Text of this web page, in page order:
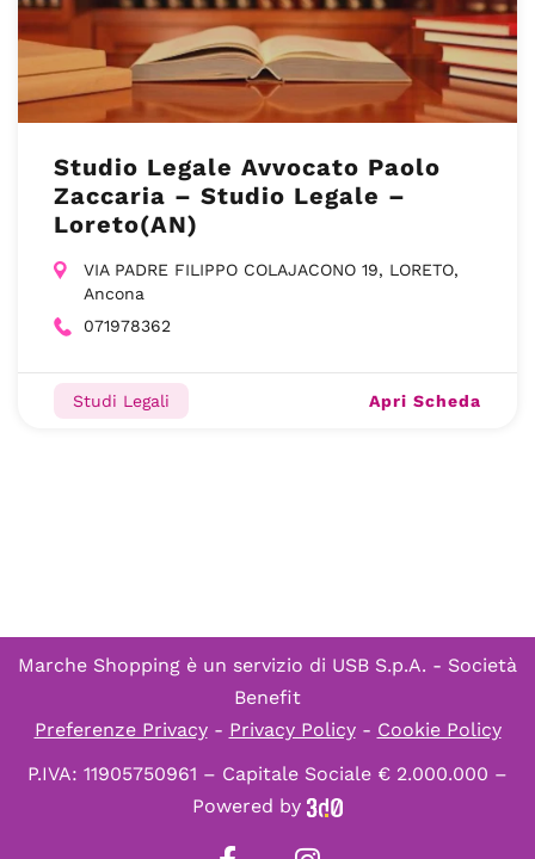
Studio Legale Avvocato Paolo
Zaccaria – Studio Legale –
Loreto(AN)
VIA PADRE FILIPPO COLAJACONO 19, LORETO,
Ancona
071978362
Studi Legali Apri Scheda
Marche Shopping è un servizio di USB S.p.A. - Società
Benefit
Preferenze Privacy- Privacy Policy- Cookie Policy
P.IVA: 11905750961 – Capitale Sociale € 2.000.000 –
Powered by